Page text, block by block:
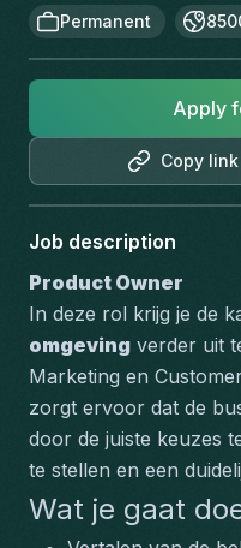
Permanent
Copy link
Apply
Job description
Product Owner
In deze rol krijg je de
omgeving verder uit
Marketing en
zorgt ervoor dat de
door de juiste keuzes
te stellen en een
Wat je gaat